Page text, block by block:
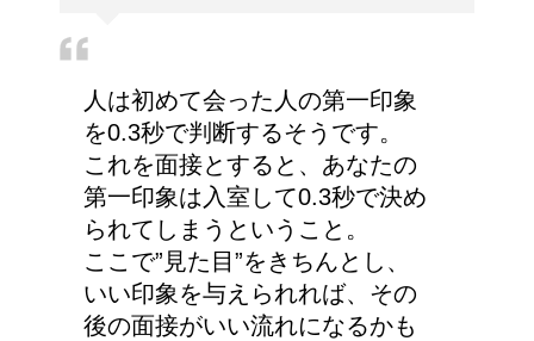
人は初めて会った人の第一印象
を0.3秒で判断するそうです。
これを面接とすると、あなたの
第一印象は入室して0.3秒で決め
られてしまうということ。
ここで”見た目”をきちんとし、
いい印象を与えられれば、その
後の面接がいい流れになるかも